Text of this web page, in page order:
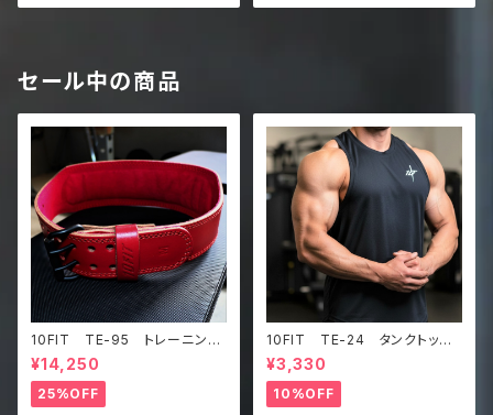
セール中の商品
10FIT TE-95 トレーニング
ベルト リフティングベルト パ
ワーベルト レザー ワインレ
ッド lifting belt power b
elt
¥14,250
25%OFF
10FIT TE-24 タンクトッ
プ メッシュ ジムウェア トレ
ーニング 筋トレ 黒 Tankt
op
¥3,330
10%OFF